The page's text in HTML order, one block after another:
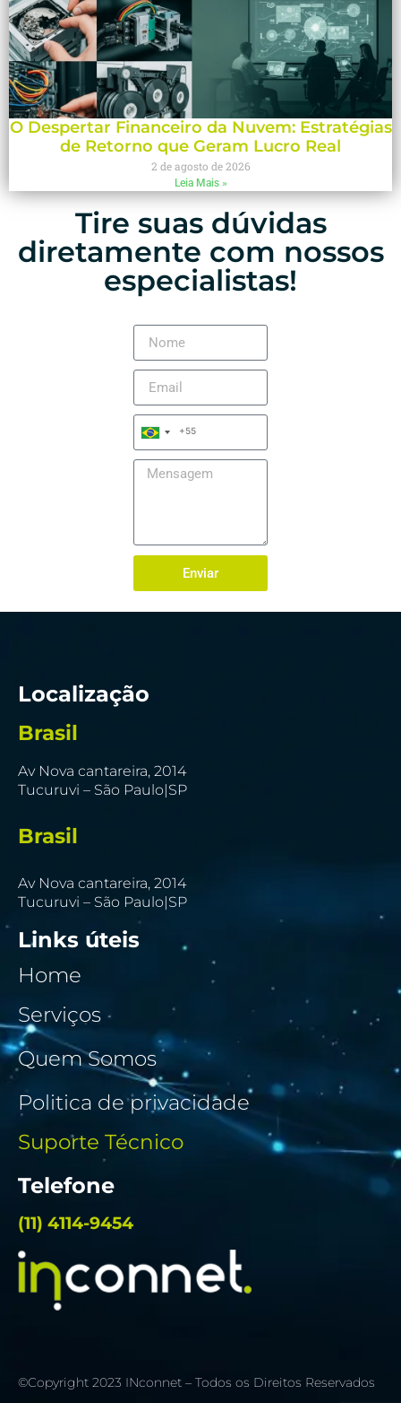
O Despertar Financeiro da Nuvem: Estratégias
de Retorno que Geram Lucro Real
2 de agosto de 2026
Leia Mais »
Tire suas dúvidas
diretamente com nossos
especialistas!
Brazil
+55
Enviar
Localização
Brasil
Av Nova cantareira, 2014
Tucuruvi – São Paulo|SP
Brasil
Av Nova cantareira, 2014
Tucuruvi – São Paulo|SP
Links úteis
Home
Serviços
Quem Somos
Politica de privacidade
Suporte Técnico
Telefone
(11) 4114-9454
©Copyright 2023 INconnet – Todos os Direitos Reservados